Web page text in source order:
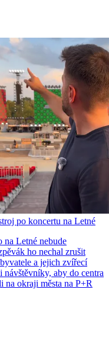
po koncertu na Letné
na Letné nebude
ho nechal zrušit
a jejich zvířecí
aby do centra
na okraji města na P+R